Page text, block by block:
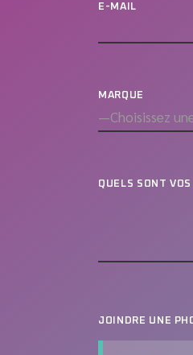
E-MAIL
MARQUE
QUELS SONT
JOINDRE UNE